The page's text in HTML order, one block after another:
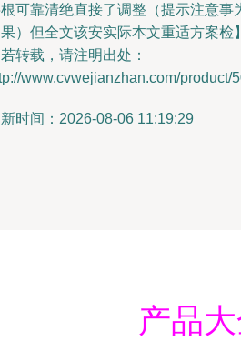
可靠清绝直接了调整（提示注意事
）但全文该安实际本文重适方案检
转载，请注明出处：
www.cvwejianzhan.com/product/
时间：2026-08-06 11:19:29
产品